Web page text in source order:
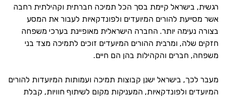
רגשית, בישראל קיימת בסך הכל תמיכה חברתית וקהילתית רחבה
אשר מסייעת להורים המיועדים ולפונדקאיות לעבור את המסע
בצורה נעימה יותר. החברה הישראלית מאופיינת בערכי משפחה
חזקים שלה, ומרבית ההורים המיועדים זוכים לתמיכה מצד בני
משפחה, חברים והקהילות בהן הם חיים.
מעבר לכך, בישראל ישנן קבוצות תמיכה ועמותות המיועדות להורים
המיועדים ולפונדקאיות, המעניקות מקום לשיתוף חוויות, קבלת